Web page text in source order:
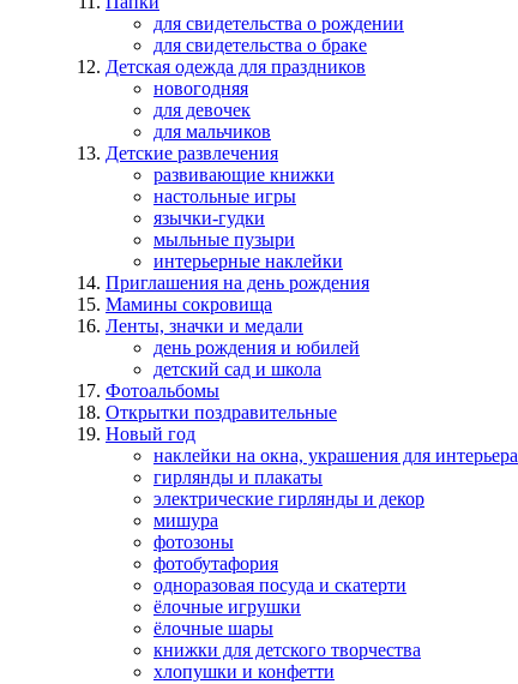
для свидетельства о рождении
для свидетельства о браке
Детская одежда для праздников
новогодняя
для девочек
для мальчиков
Детские развлечения
развивающие книжки
настольные игры
язычки-гудки
мыльные пузыри
интерьерные наклейки
Приглашения на день рождения
Мамины сокровища
Ленты, значки и медали
день рождения и юбилей
детский сад и школа
Фотоальбомы
Открытки поздравительные
Новый год
наклейки на окна, украшения для интерьера
гирлянды и плакаты
электрические гирлянды и декор
мишура
фотозоны
фотобутафория
одноразовая посуда и скатерти
ёлочные игрушки
ёлочные шары
книжки для детского творчества
хлопушки и конфетти